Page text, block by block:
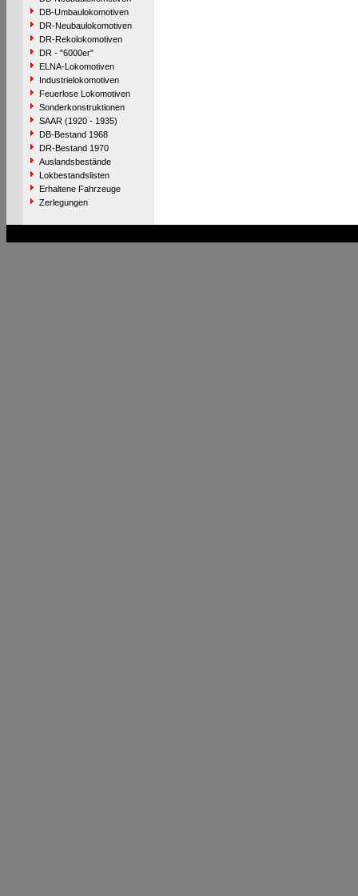
DB-Umbaulokomotiven
DR-Neubaulokomotiven
DR-Rekolokomotiven
DR - "6000er"
ELNA-Lokomotiven
Industrielokomotiven
Feuerlose Lokomotiven
Sonderkonstruktionen
SAAR (1920 - 1935)
DB-Bestand 1968
DR-Bestand 1970
Auslandsbestände
Lokbestandslisten
Erhaltene Fahrzeuge
Zerlegungen